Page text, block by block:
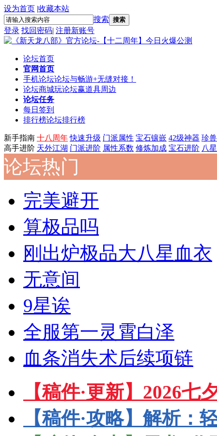
设为首页 |收藏本站
搜索 搜索
登录 找回密码| 注册新账号
论坛首页
官网首页
手机论坛论坛与畅游+无缝对接！
论坛商城玩论坛赢道具周边
论坛任务
每日签到
排行榜论坛排行榜
新手指南 十八周年 快速升级 门派属性 宝石镶嵌 42级神器 珍
高手进阶 天外江湖 门派进阶 属性系数 修炼加成 宝石进阶 八
论坛热门
完美避开
算极品吗
刚出炉极品大八星血衣
无意间
9星诶
全服第一灵霄白泽
血条消失术后续项链
【稿件·更新】2026
【稿件·攻略】解析